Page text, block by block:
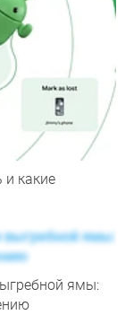
какие
ямы: